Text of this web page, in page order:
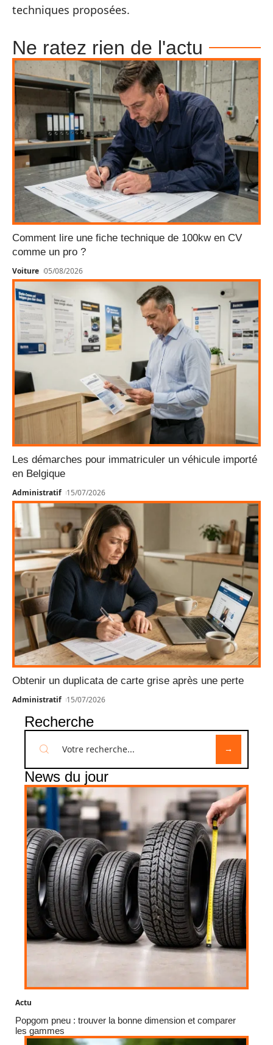
techniques proposées.
Ne ratez rien de l'actu
Comment lire une fiche technique de 100kw en CV
comme un pro ?
Voiture 05/08/2026
Les démarches pour immatriculer un véhicule importé
en Belgique
Administratif 15/07/2026
Obtenir un duplicata de carte grise après une perte
Administratif 15/07/2026
Recherche
News du jour
Actu
Popgom pneu : trouver la bonne dimension et comparer
les gammes